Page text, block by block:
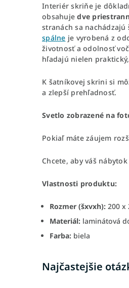
Interiér skriňe je
obsahujedve
stranách sa nachádzajú
spálne je vyrobená z
životnosť a odolnosť
hľadajú nielen
K šatníkovej skrini si
a zlepší prehľadnosť.
Svetlo zobrazené na
Pokiaľ máte záujem
Chcete, aby váš
Vlastnosti produktu:
Rozmer (šxvxh): 200 x
Materiál: laminátová
Farba: biela
Najčastejšie